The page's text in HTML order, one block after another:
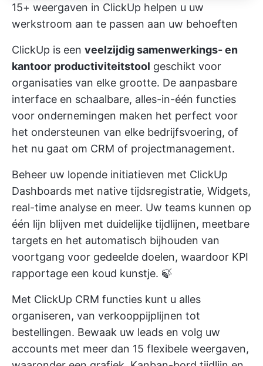
15+ weergaven in ClickUp helpen u uw
werkstroom aan te passen aan uw behoeften
ClickUp is een veelzijdig samenwerkings- en
kantoor productiviteitstool geschikt voor
organisaties van elke grootte. De aanpasbare
interface en schaalbare, alles-in-één functies
voor ondernemingen maken het perfect voor
het ondersteunen van elke bedrijfsvoering, of
het nu gaat om CRM of projectmanagement.
Beheer uw lopende initiatieven met ClickUp
Dashboards met native tijdsregistratie, Widgets,
real-time analyse en meer. Uw teams kunnen op
één lijn blijven met duidelijke tijdlijnen, meetbare
targets en het automatisch bijhouden van
voortgang voor gedeelde doelen, waardoor KPI
rapportage een koud kunstje. 🍃
Met ClickUp CRM functies kunt u alles
organiseren, van verkooppijplijnen tot
bestellingen. Bewaak uw leads en volg uw
accounts met meer dan 15 flexibele weergaven,